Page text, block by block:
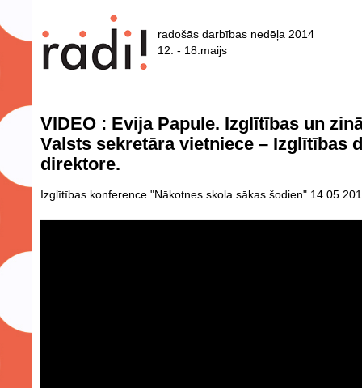
radošās darbības nedēļa 2014
12. - 18.maijs
VIDEO : Evija Papule. Izglītības un
Valsts sekretāra vietniece – Izglītības
direktore.
Izglītības konference "Nākotnes skola sākas šodien"